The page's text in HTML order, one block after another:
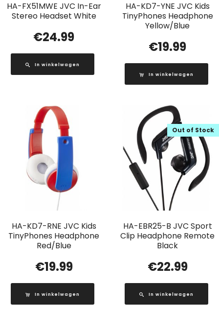
HA-FX51MWE JVC In-Ear
Stereo Headset White
€24.99
In winkelwagen
HA-KD7-YNE JVC Kids
TinyPhones Headphone
Yellow/Blue
€19.99
In winkelwagen
HA-KD7-RNE JVC Kids
TinyPhones Headphone
Red/Blue
€19.99
In winkelwagen
HA-EBR25-B JVC Sport
Clip Headphone Remote
Black
Out of Stock
€22.99
In winkelwagen